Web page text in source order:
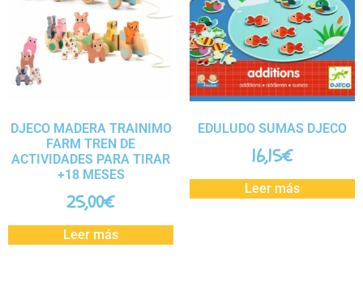
DJECO MADERA TRAINIMO
FARM TREN DE
ACTIVIDADES PARA TIRAR
+18 MESES
25,00€
Leer más
EDULUDO SUMAS DJECO
16,15€
Leer más